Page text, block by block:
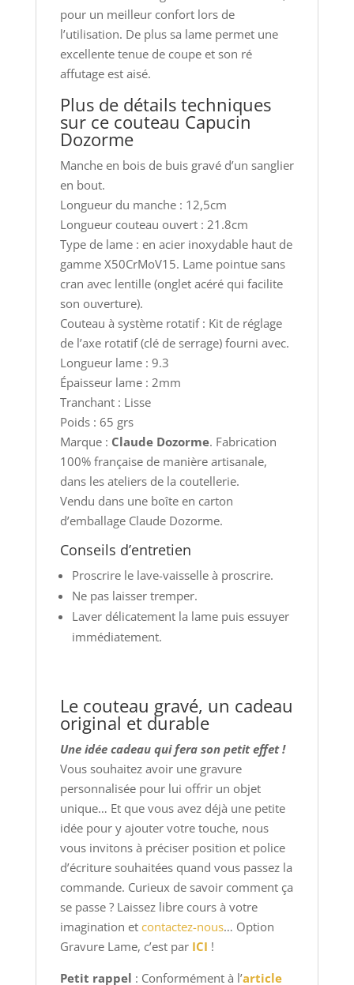
pour un meilleur confort lors de
l’utilisation. De plus sa lame permet une
excellente tenue de coupe et son ré
affutage est aisé.
Plus de détails techniques
sur ce couteau Capucin
Dozorme
Manche en bois de buis gravé d’un sanglier
en bout.
Longueur du manche : 12,5cm
Longueur couteau ouvert : 21.8cm
Type de lame : en acier inoxydable haut de
gamme X50CrMoV15. Lame pointue sans
cran avec lentille (onglet acéré qui facilite
son ouverture).
Couteau à système rotatif : Kit de réglage
de l’axe rotatif (clé de serrage) fourni avec.
Longueur lame : 9.3
Épaisseur lame : 2mm
Tranchant : Lisse
Poids : 65 grs
Marque : Claude Dozorme. Fabrication
100% française de manière artisanale,
dans les ateliers de la coutellerie.
Vendu dans une boîte en carton
d’emballage Claude Dozorme.
Conseils d’entretien
Proscrire le lave-vaisselle à proscrire.
Ne pas laisser tremper.
Laver délicatement la lame puis essuyer
immédiatement.
Le couteau gravé, un cadeau
original et durable
Une idée cadeau qui fera son petit effet !
Vous souhaitez avoir une gravure
personnalisée pour lui offrir un objet
unique… Et que vous avez déjà une petite
idée pour y ajouter votre touche, nous
vous invitons à préciser position et police
d’écriture souhaitées quand vous passez la
commande. Curieux de savoir comment ça
se passe ? Laissez libre cours à votre
imagination et contactez-nous… Option
Gravure Lame, c’est par ICI !
Petit rappel : Conformément à l’article